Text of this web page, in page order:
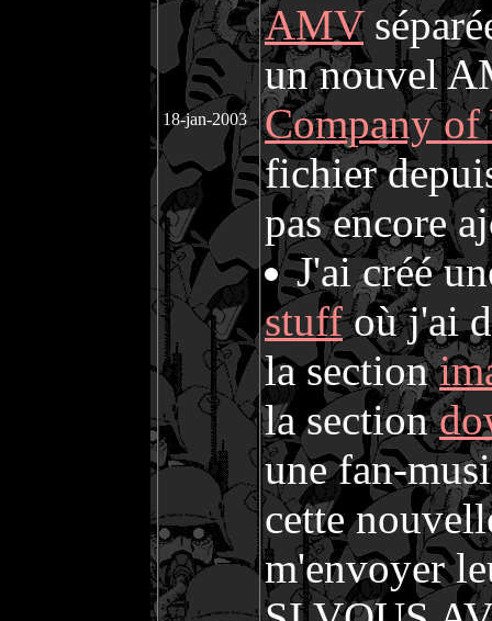
18-jan-2003
AMV
un nouvel
Company of
fichier
pas encore
J'ai créé
stuffoù j'ai
la section
la section
une fan-
cette
m'envoyer